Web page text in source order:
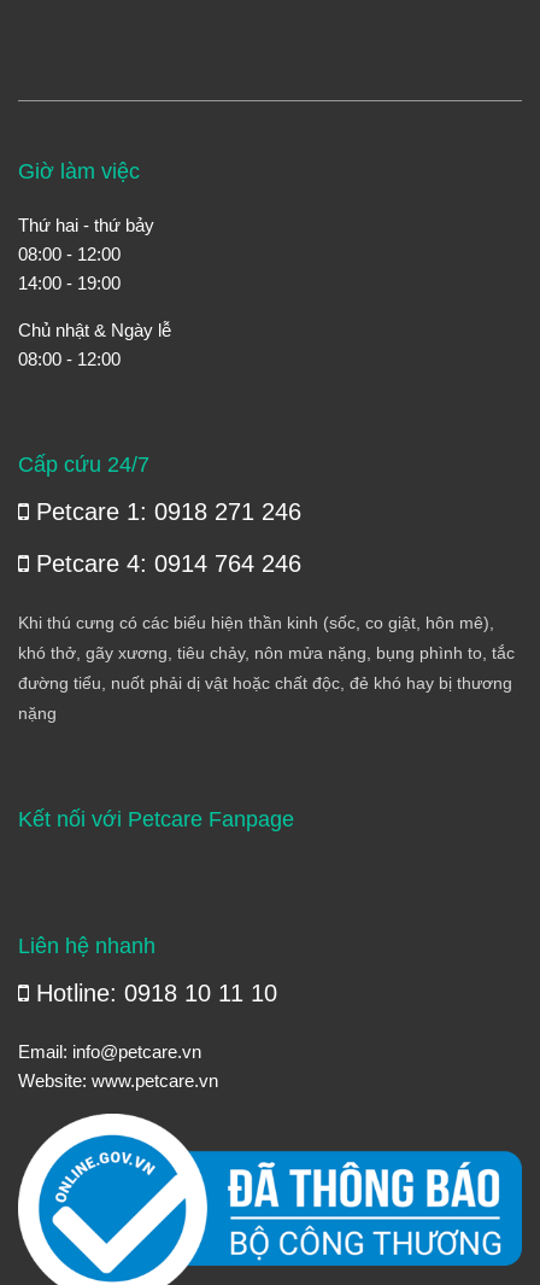
Giờ làm việc
Thứ hai - thứ bảy
08:00 - 12:00
14:00 - 19:00
Chủ nhật & Ngày lễ
08:00 - 12:00
Cấp cứu 24/7
Petcare 1: 0918 271 246
Petcare 4: 0914 764 246
Khi thú cưng có các biểu hiện thần kinh (sốc, co giật, hôn mê),
khó thở, gãy xương, tiêu chảy, nôn mửa nặng, bụng phình to, tắc
đường tiểu, nuốt phải dị vật hoặc chất độc, đẻ khó hay bị thương
nặng
Kết nối với Petcare Fanpage
Liên hệ nhanh
Hotline: 0918 10 11 10
Email: info@petcare.vn
Website: www.petcare.vn